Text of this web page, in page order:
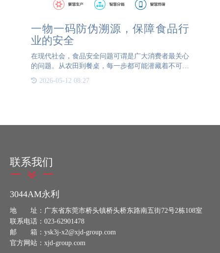
一物一码防伪溯源，保障食品行
业的安全
在现代社会，食品安全问题可谓是广大消费者最关心
的问题。从农田到餐桌，每一步都可能潜藏着不可预
见的风险。如何确保每一口食物的安全？如何追溯每
一个环节的责任？这不仅是消费者的疑问，更是整个
2026-05-12 08:27
联系我们
3044AM永利
地 址：广东省东莞市桥头镇桥头桥东路南五街72号2栋108室
联系电话：023-62901478
邮 箱：ysk3j-x2@xjd-group.com
官方网站：xjd-group.com